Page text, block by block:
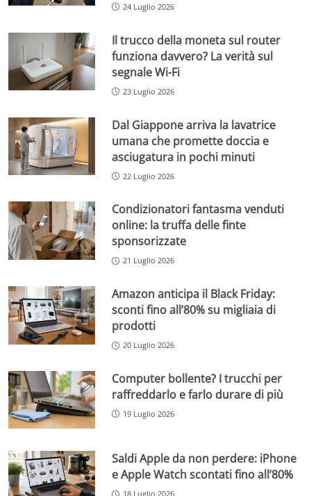
24 Luglio 2026
Il trucco della moneta sul router
funziona davvero? La verità sul
segnale Wi-Fi
23 Luglio 2026
Dal Giappone arriva la lavatrice
umana che promette doccia e
asciugatura in pochi minuti
22 Luglio 2026
Condizionatori fantasma venduti
online: la truffa delle finte
sponsorizzate
21 Luglio 2026
Amazon anticipa il Black Friday:
sconti fino all’80% su migliaia di
prodotti
20 Luglio 2026
Computer bollente? I trucchi per
raffreddarlo e farlo durare di più
19 Luglio 2026
Saldi Apple da non perdere: iPhone
e Apple Watch scontati fino all’80%
18 Luglio 2026